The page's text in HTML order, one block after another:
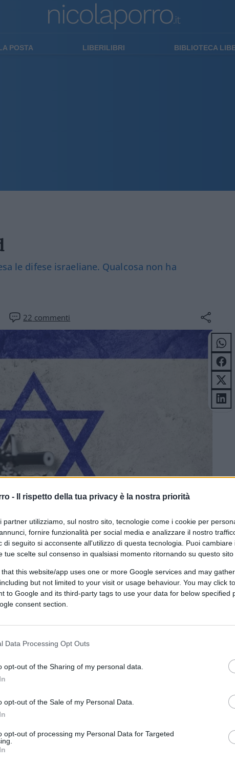
- Il rispetto della tua privacy è la nostra priorità
partner utilizziamo, sul nostro sito, tecnologie come i cookie per
fornire funzionalità per social media e analizzare il nostro
di seguito si acconsente all'utilizzo di questa tecnologia. Puoi cambiare
tue scelte sul consenso in qualsiasi momento ritornando su questo sito
that this website/app uses one or more Google services and may
but not limited to your visit or usage behaviour. You may click
to Google and its third-party tags to use your data for below specified
consent section.
Data Processing Opt Outs
opt-out of the Sharing of my personal data.
opt-out of the Sale of my Personal Data.
opt-out of processing my Personal Data for Targeted
POSTA LIBERILIBRI BIBLIOTECA
le difese israeliane. Qualcosa non ha
22 commenti
tramite Canva.com
di Gazasi è trasformato in guerra.
a sorpresa dei miliziani i
bilancio provvisorio di22 morti
di guerra”,
aereo. Ma c’è anche un aspetto da
, l’agenzia di servizi segreti più